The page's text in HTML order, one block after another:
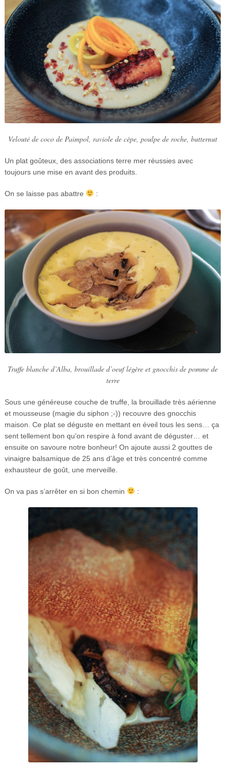
Velouté de coco de Paimpol, raviole de cèpe, poulpe de roche, butternut
Un plat goûteux, des associations terre mer réussies avec
toujours une mise en avant des produits.
On se laisse pas abattre :
Truffe blanche d’Alba, brouillade d’oeuf légère et gnocchis de pomme de
terre
Sous une généreuse couche de truffe, la brouillade très aérienne
et mousseuse (magie du siphon ;-)) recouvre des gnocchis
maison. Ce plat se déguste en mettant en éveil tous les sens… ça
sent tellement bon qu’on respire à fond avant de déguster… et
ensuite on savoure notre bonheur! On ajoute aussi 2 gouttes de
vinaigre balsamique de 25 ans d’âge et très concentré comme
exhausteur de goût, une merveille.
On va pas s’arrêter en si bon chemin :